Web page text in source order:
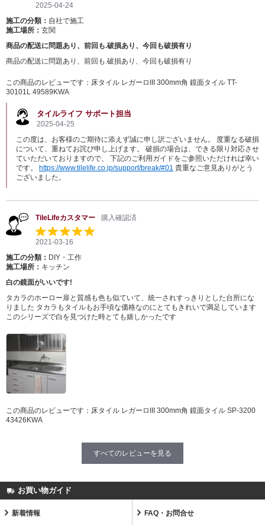
2025-04-24
施工の分類： 自社で施工
施工場所： 玄関
商品の配送に問題あり、前回も.破損あり、今回も破損有り
商品の配送に問題あり、前回も.破損あり、今回も破損有り
この商品のレビューです： 床タイル レガーロIII 300mm角 鏡面タイル TT-
30101L 49589KWA
タイルライフ サポート担当
2025-04-25
この度は、お客様のご期待に添えず誠に申し訳ございません。 度重なる破損
について、重ねてお詫び申し上げます。 破損の場合は、できる限り対応させ
ていただいておりますので、 下記のご利用ガイドをご参照いただければ幸い
です。 https://www.tilelife.co.jp/support/break/#01 貴重なご意見ありがとう
ございました。
TileLifeカスタマー 購入確認済
2021-03-16
施工の分類： DIY・工作
施工場所： キッチン
白の鏡面がいいです!
タカラのホーロー扉と質感も色も似ていて、統一されすっきりとした台所にな
りました タカラもタイルもお手頃な価格なのにとてもきれいで満足しています
このシリーズで白を見つけた時とても嬉しかったです
この商品のレビューです： 床タイル レガーロIII 300mm角 鏡面タイル SP-3200
43426KWA
すべてのレビューを見る
お買い物ガイド
新着情報 FAQ・お問合せ